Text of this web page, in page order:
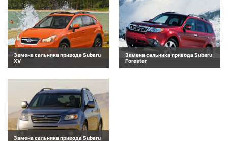
Замена сальника привода Subaru
XV
Замена сальника привода Subaru
Forester
Замена сальника привода Subaru